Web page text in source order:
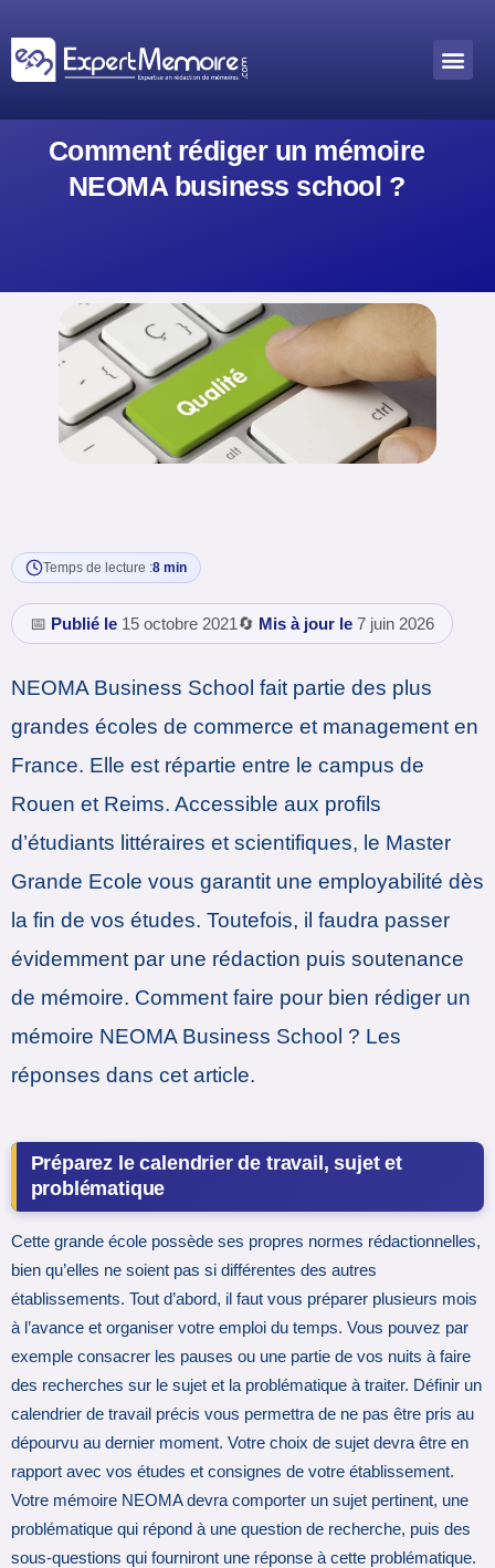
au
contenu
Comment rédiger un mémoire
NEOMA business school ?
Temps de lecture :8 min
📅 Publié le 15 octobre 2021 🔄 Mis à jour le 7 juin 2026
NEOMA Business School fait partie des plus
grandes écoles de commerce et management en
France. Elle est répartie entre le campus de
Rouen et Reims. Accessible aux profils
d’étudiants littéraires et scientifiques, le Master
Grande Ecole vous garantit une employabilité dès
la fin de vos études. Toutefois, il faudra passer
évidemment par une rédaction puis soutenance
de mémoire. Comment faire pour bien rédiger un
mémoire NEOMA Business School ? Les
réponses dans cet article.
Préparez le calendrier de travail, sujet et
problématique
Cette grande école possède ses propres normes rédactionnelles,
bien qu’elles ne soient pas si différentes des autres
établissements. Tout d’abord, il faut vous préparer plusieurs mois
à l’avance et organiser votre emploi du temps. Vous pouvez par
exemple consacrer les pauses ou une partie de vos nuits à faire
des recherches sur le sujet et la problématique à traiter. Définir un
calendrier de travail précis vous permettra de ne pas être pris au
dépourvu au dernier moment. Votre choix de sujet devra être en
rapport avec vos études et consignes de votre établissement.
Votre mémoire NEOMA devra comporter un sujet pertinent, une
problématique qui répond à une question de recherche, puis des
sous-questions qui fourniront une réponse à cette problématique.